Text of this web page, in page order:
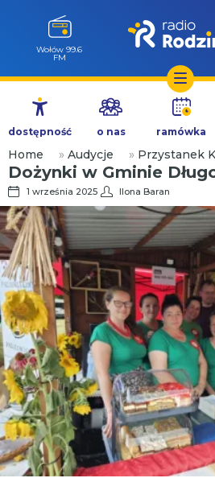
Przejdź
treści
Wołów 99.6
FM
dostępność o nas ramówka
Home » Audycje » Przystanek
Dożynki w Gminie
1 września 2025 Ilona Baran